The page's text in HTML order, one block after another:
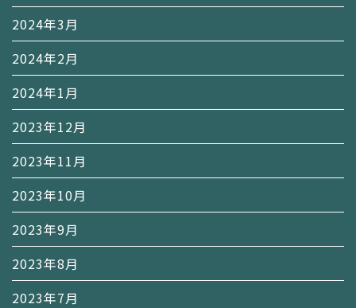
2024年3月
2024年2月
2024年1月
2023年12月
2023年11月
2023年10月
2023年9月
2023年8月
2023年7月